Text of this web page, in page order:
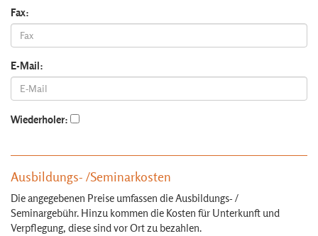
Fax:
E-Mail:
Wiederholer:
Ausbildungs- /Seminarkosten
Die angegebenen Preise umfassen die Ausbildungs- /
Seminargebühr. Hinzu kommen die Kosten für Unterkunft und
Verpflegung, diese sind vor Ort zu bezahlen.